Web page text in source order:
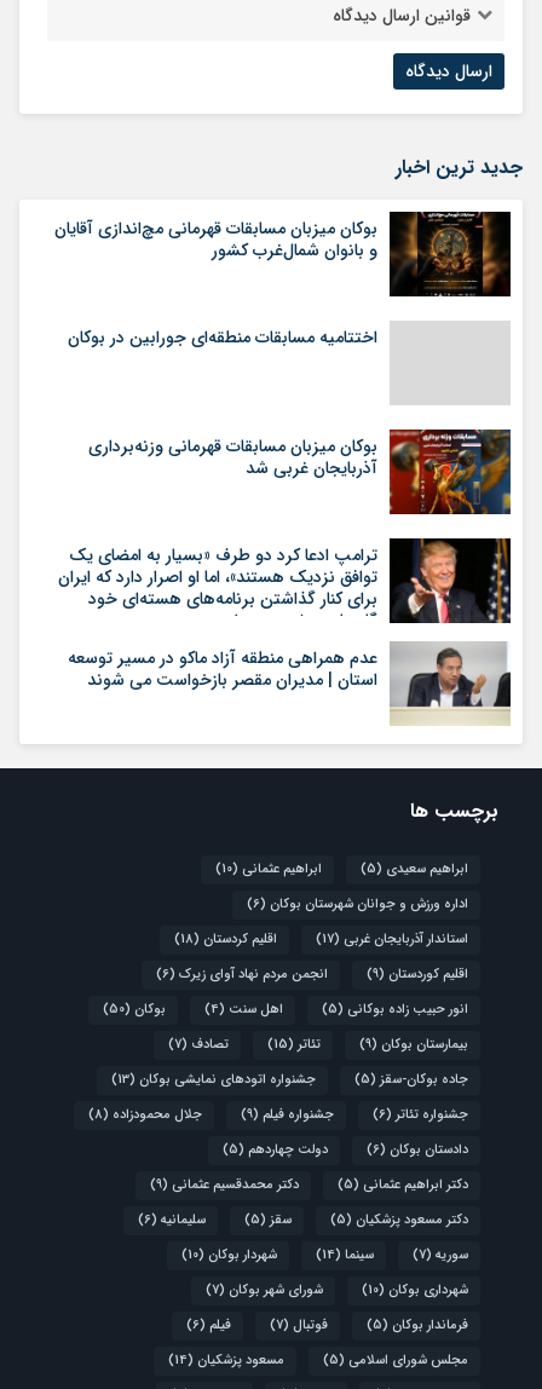
قوانین ارسال دیدگاه
جدید ترین اخبار
بوکان میزبان مسابقات قهرمانی مچ‌اندازی آقایان
و بانوان شمال‌غرب کشور
اختتامیه مسابقات منطقه‌ای جورابین در بوکان
بوکان میزبان مسابقات قهرمانی وزنه‌برداری
آذربایجان غربی شد
ترامپ ادعا کرد دو طرف «بسیار به امضای یک
توافق نزدیک هستند»، اما او اصرار دارد که ایران
برای کنار گذاشتن برنامه‌های هسته‌ای خود
گام‌های بیشتری بردارد
عدم همراهی منطقه آزاد ماکو در مسیر توسعه
استان | مدیران مقصر بازخواست می شوند
برچسب ها
ابراهیم سعیدی (5) ابراهیم عثمانی (10)
اداره ورزش و جوانان شهرستان بوکان (6)
استاندار آذربایجان غربی (17) اقلیم کردستان (18)
اقلیم کوردستان (9) انجمن مردم نهاد آوای زیرک (6)
انور حبیب زاده بوکانی (5) اهل سنت (4) بوکان (50)
بیمارستان بوکان (9) تئاتر (15) تصادف (7)
جاده بوکان-سقز (5) جشنواره اتودهای نمایشی بوکان (13)
جشنواره تئاتر (6) جشنواره فیلم (9) جلال محمودزاده (8)
دادستان بوکان (6) دولت چهاردهم (5)
دکتر ابراهیم عثمانی (5) دکتر محمدقسیم عثمانی (9)
دکتر مسعود پزشکیان (5) سقز (5) سلیمانیه (6)
سوریه (7) سینما (14) شهردار بوکان (10)
شهرداری بوکان (10) شورای شهر بوکان (7)
فرماندار بوکان (5) فوتبال (7) فیلم (6)
مجلس شورای اسلامی (5) مسعود پزشکیان (14)